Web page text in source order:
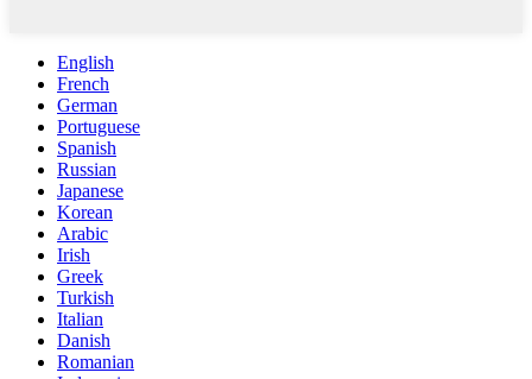
English
French
German
Portuguese
Spanish
Russian
Japanese
Korean
Arabic
Irish
Greek
Turkish
Italian
Danish
Romanian